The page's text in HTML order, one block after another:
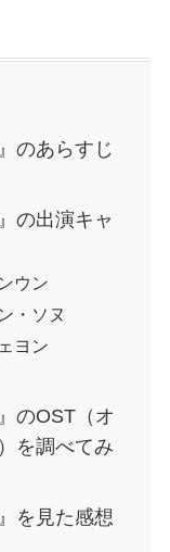
のあらすじ
の出演キャ
ウン
・ソヌ
ヨン
のOST（オ
を調べてみ
を見た感想